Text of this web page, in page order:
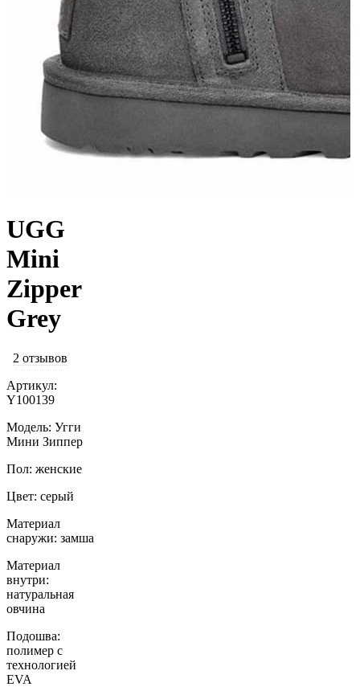
UGG
Mini
Zipper
Grey
2 отзывов
Артикул:
Y100139
Модель: Угги
Мини Зиппер
Пол: женские
Цвет: серый
Материал
снаружи: замша
Материал
внутри:
натуральная
овчина
Подошва:
полимер с
технологией
EVA